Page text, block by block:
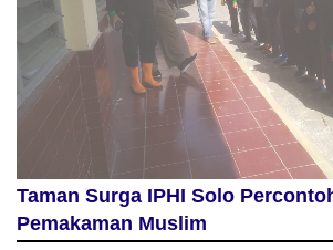
Taman Surga IPHI Solo
Pemakaman Muslim